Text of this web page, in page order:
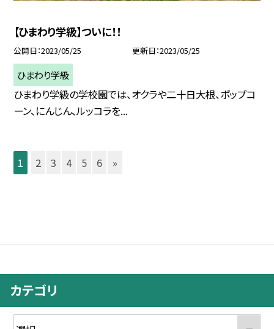
【ひまわり学級】ついに！！
公開日 2023/05/25 更新日 2023/05/25
ひまわり学級
ひまわり学級の学校園では、オクラや二十日大根、ポップコ
ーン、にんじん、ルッコラを...
1 2 3 4 5 6 »
カテゴリ